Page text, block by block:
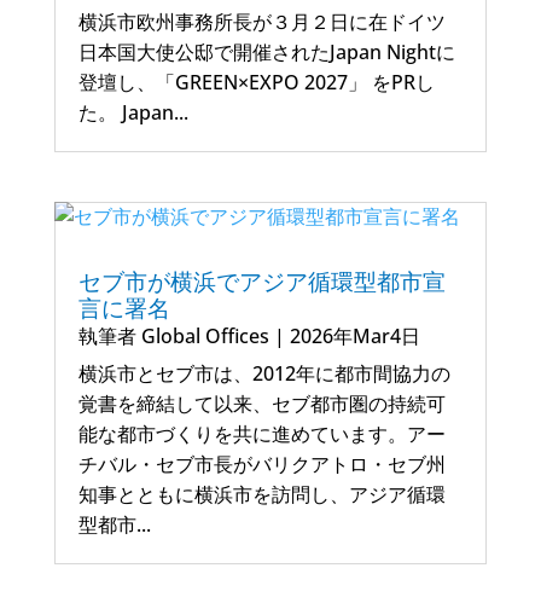
横浜市欧州事務所長が３月２日に在ドイツ
日本国大使公邸で開催されたJapan Nightに
登壇し、「GREEN×EXPO 2027」 をPRし
た。 Japan...
セブ市が横浜でアジア循環型都市宣
言に署名
執筆者 Global Offices | 2026年Mar4日
横浜市とセブ市は、2012年に都市間協力の
覚書を締結して以来、セブ都市圏の持続可
能な都市づくりを共に進めています。アー
チバル・セブ市長がバリクアトロ・セブ州
知事とともに横浜市を訪問し、アジア循環
型都市...